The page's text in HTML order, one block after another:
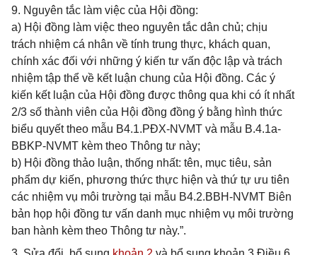
9. Nguyên tắc làm việc của Hội đồng:
a) Hội đồng làm việc theo nguyên tắc dân chủ; chịu
trách nhiệm cá nhân về tính trung thực, khách quan,
chính xác đối với những ý kiến tư vấn độc lập và trách
nhiệm tập thể về kết luận chung của Hội đồng. Các ý
kiến kết luận của Hội đồng được thông qua khi có ít nhất
2/3 số thành viên của Hội đồng đồng ý bằng hình thức
biểu quyết theo mẫu B4.1.PĐX-NVMT và mẫu B.4.1a-
BBKP-NVMT kèm theo Thông tư này;
b) Hội đồng thảo luận, thống nhất: tên, mục tiêu, sản
phẩm dự kiến, phương thức thực hiện và thứ tự ưu tiên
các nhiệm vụ môi trường tại mẫu B4.2.BBH-NVMT Biên
bản họp hội đồng tư vấn danh mục nhiệm vụ môi trường
ban hành kèm theo Thông tư này.”.